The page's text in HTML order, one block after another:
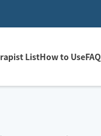
ListHow to UseFAQ